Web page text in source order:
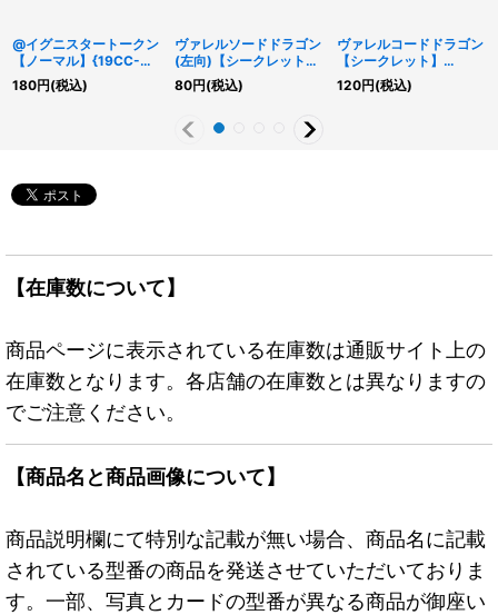
@イグニスタートークン
【ノーマル】{19CC-
JP001}《トークン》
180円(税込)
ヴァレルソードドラゴン
(左向)【シークレット】
{PAC1-JP029}《リン
ク》
80円(税込)
ヴァレルコードドラゴン
【シークレット】
{BODE-JP050}《リン
ク》
120円(税込)
【在庫数について】
商品ページに表示されている在庫数は通販サイト上の
在庫数となります。各店舗の在庫数とは異なりますの
でご注意ください。
【商品名と商品画像について】
商品説明欄にて特別な記載が無い場合、商品名に記載
されている型番の商品を発送させていただいておりま
す。一部、写真とカードの型番が異なる商品が御座い